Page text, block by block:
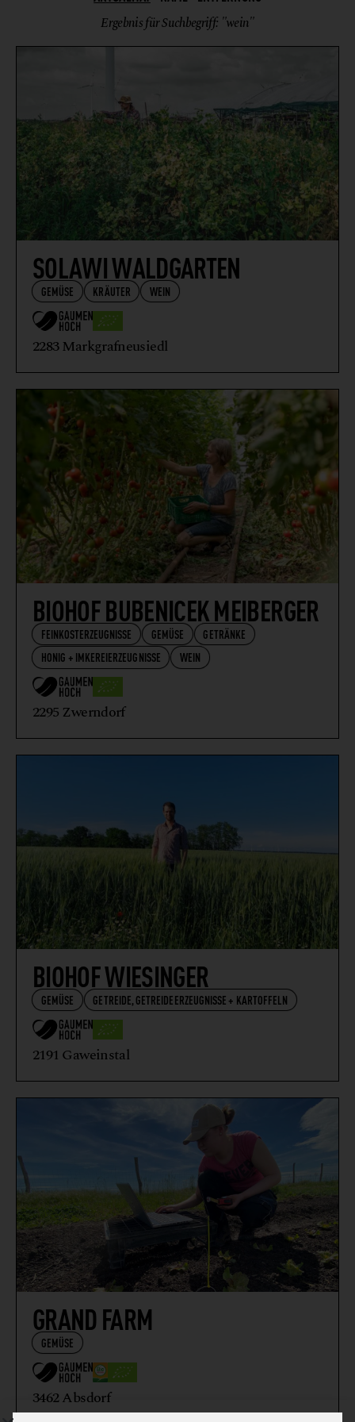
HONIG + IMKEREIERZEUGNISSE
KRÄUTER
Ergebnis für Suchbegriff: "wein"
SOLAWI WALDGARTEN
GEMÜSE KRÄUTER WEIN
2283 Markgrafneusiedl
BIOHOF BUBENICEK MEIBERGER
FEINKOSTERZEUGNISSE GEMÜSE
GETRÄNKE
HONIG + IMKEREIERZEUGNISSE
WEIN
2295 Zwerndorf
BIOHOF WIESINGER
GEMÜSE GETREIDE, GETREIDEERZEUGNISSE + KARTOFFELN
2191 Gaweinstal
GRAND FARM
GEMÜSE
3462 Absdorf